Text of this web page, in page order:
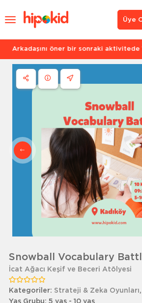
Üye
Arkadaşını öner bir sonraki aktivitede
Snowball Vocabulary
İcat Ağacı Keşif ve Beceri Atölyesi
Kategoriler: Strateji & Zeka Oyunları,
Yaş Grubu: 5 yaş - 10 yaş